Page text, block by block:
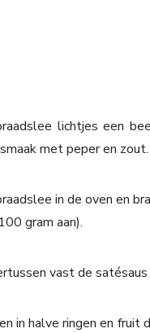
lichtjes een
met peper en zout.
in de oven en
gram aan).
vast de
in halve ringen en